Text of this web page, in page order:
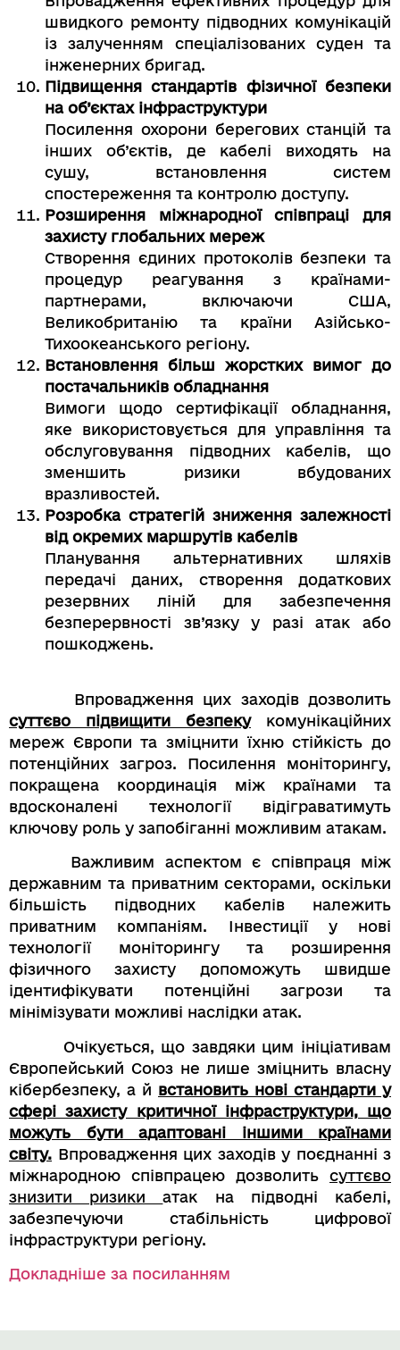
швидкого ремонту підводних комунікацій
із залученням спеціалізованих суден та
інженерних бригад.
Підвищення стандартів фізичної безпеки
на об’єктах інфраструктури
Посилення охорони берегових станцій та
інших об’єктів, де кабелі виходять на
сушу, встановлення систем
спостереження та контролю доступу.
Розширення міжнародної співпраці для
захисту глобальних мереж
Створення єдиних протоколів безпеки та
процедур реагування з країнами-
партнерами, включаючи США,
Великобританію та країни Азійсько-
Тихоокеанського регіону.
Встановлення більш жорстких вимог до
постачальників обладнання
Вимоги щодо сертифікації обладнання,
яке використовується для управління та
обслуговування підводних кабелів, що
зменшить ризики вбудованих
вразливостей.
Розробка стратегій зниження залежності
від окремих маршрутів кабелів
Планування альтернативних шляхів
передачі даних, створення додаткових
резервних ліній для забезпечення
безперервності зв’язку у разі атак або
пошкоджень.
Впровадження цих заходів дозволить
суттєво підвищити безпекукомунікаційних
мереж Європи та зміцнити їхню стійкість до
потенційних загроз. Посилення моніторингу,
покращена координація між країнами та
вдосконалені технології відіграватимуть
ключову роль у запобіганні можливим атакам.
Важливим аспектом є співпраця між
державним та приватним секторами, оскільки
більшість підводних кабелів належить
приватним компаніям. Інвестиції у нові
технології моніторингу та розширення
фізичного захисту допоможуть швидше
ідентифікувати потенційні загрози та
мінімізувати можливі наслідки атак.
Очікується, що завдяки цим ініціативам
Європейський Союз не лише зміцнить власну
кібербезпеку, а й встановить нові стандарти у
сфері захисту критичної інфраструктури, що
можуть бути адаптовані іншими країнами
світу. Впровадження цих заходів у поєднанні з
міжнародною співпрацею дозволить суттєво
знизити ризикиатак на підводні кабелі,
забезпечуючи стабільність цифрової
інфраструктури регіону.
Докладніше за посиланням